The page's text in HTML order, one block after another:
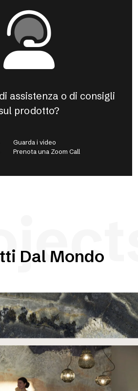
assistenza o di consigli
prodotto?
Guarda i video
Prenota una Zoom Call
Dal Mondo